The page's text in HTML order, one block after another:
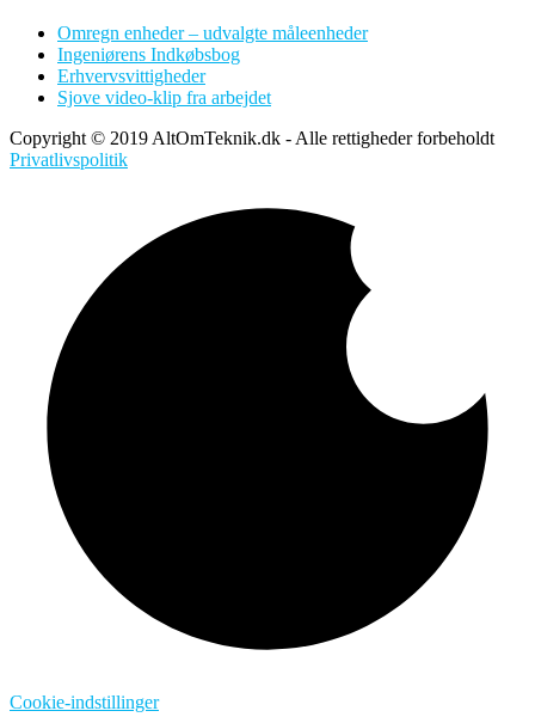
Omregn enheder – udvalgte måleenheder
Ingeniørens Indkøbsbog
Erhvervsvittigheder
Sjove video-klip fra arbejdet
Copyright © 2019 AltOmTeknik.dk - Alle rettigheder forbeholdt
Privatlivspolitik
Cookie-indstillinger